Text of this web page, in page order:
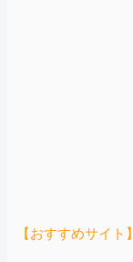
【おすすめサイト】